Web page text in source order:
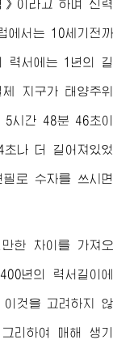
이라고 하며 신력
에서는 10세기전까
력서에는 1년의 길
지구가 태양주위
시간 48분 46초이
나 더 길어져있었
로 수자를 쓰시면
한 차이를 가져오
년의 력서길이에
것을 고려하지 않
리하여 매해 생기